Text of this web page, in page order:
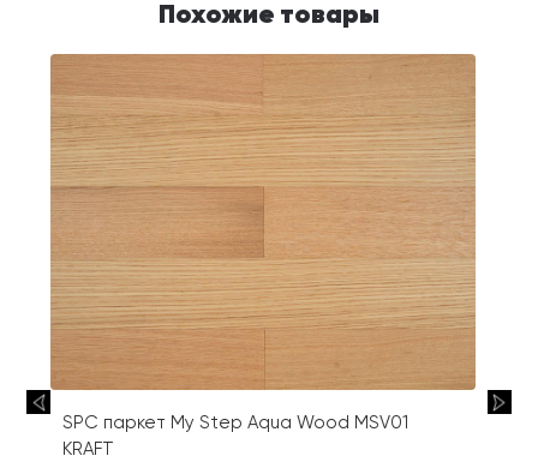
Похожие товары
SPC паркет My Step Aqua Wood MSV01
KRAFT